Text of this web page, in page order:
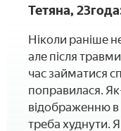
Тетяна,
Ніколи раніше
але після
час займатися
поправилася.
відображенню в
треба худнути.